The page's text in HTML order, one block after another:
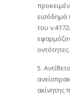
εισόδημά
του
οντότητες.
5.
ακίνητης